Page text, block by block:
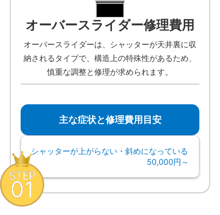
オーバースライダー修理費用
オーバースライダーは、シャッターが天井裏に収
納されるタイプで、構造上の特殊性があるため、
慎重な調整と修理が求められます。
主な症状と修理費用目安
シャッターが上がらない・斜めになっている
50,000円～
STEP
01